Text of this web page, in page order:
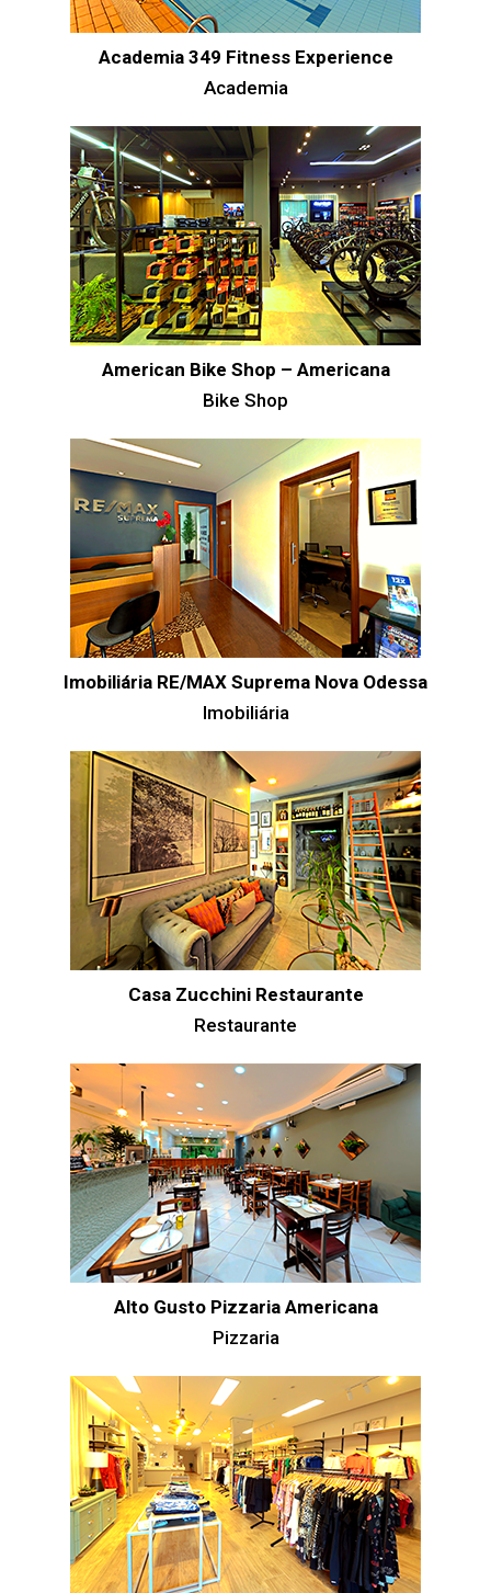
Academia 349 Fitness Experience
Academia
American Bike Shop – Americana
Bike Shop
Imobiliária RE/MAX Suprema Nova Odessa
Imobiliária
Casa Zucchini Restaurante
Restaurante
Alto Gusto Pizzaria Americana
Pizzaria